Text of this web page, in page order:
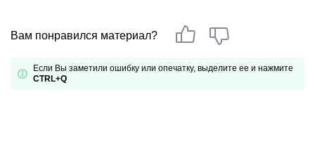
Вам понравился материал?
Если Вы заметили ошибку или опечатку, выделите ее и нажмите
CTRL+Q